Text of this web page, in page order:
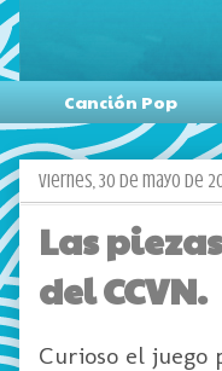
Canción Pop
viernes, 30 de mayo de
Las
del CCVN.
Curioso el juego